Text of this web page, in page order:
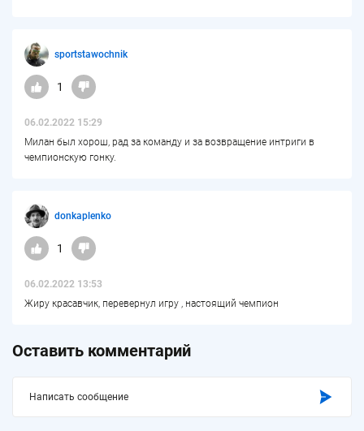
sportstawochnik
1
06.02.2022 15:29
Милан был хорош, рад за команду и за возвращение интриги в
чемпионскую гонку.
donkaplenko
1
06.02.2022 13:53
Жиру красавчик, перевернул игру , настоящий чемпион
Оставить комментарий
Написать сообщение